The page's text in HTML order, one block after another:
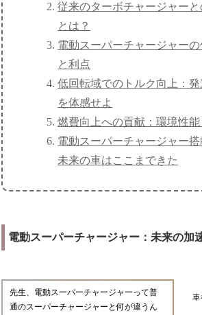
従来のターボチャージャーと
とは？
電動スーパーチャージャーの
と利点
低回転域でのトルク向上：発
を体感せよ
燃費向上への貢献：環境性能
電動スーパーチャージャー搭
未来の車はここまできた
電動スーパーチャージャー：未来の加
車
先生、電動スーパーチャージャーって普
通のスーパーチャージャーと何が違うん